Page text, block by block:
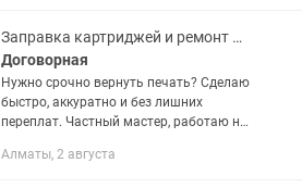
восстановленных картриджей ✔...
Заправка картриджей и ремонт принтеров с гарантией
Договорная
Нужно срочно вернуть печать? Сделаю
быстро, аккуратно и без лишних
переплат. Частный мастер, работаю на
лазерных картриджей ✔
Алматы, 2 августа